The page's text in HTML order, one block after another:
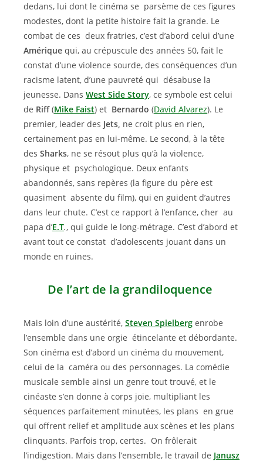
dedans, lui dont le cinéma se parsème de ces figures
modestes, dont la petite histoire fait la grande. Le
combat de ces deux fratries, c’est d’abord celui d’une
Amérique qui, au crépuscule des années 50, fait le
constat d’une violence sourde, des conséquences d’un
racisme latent, d’une pauvreté qui désabuse la
jeunesse. Dans West Side Story, ce symbole est celui
de Riff(Mike Faist) et Bernardo (David Alvarez). Le
premier, leader des Jets, ne croit plus en rien,
certainement pas en lui-même. Le second, à la tête
des Sharks, ne se résout plus qu’à la violence,
physique et psychologique. Deux enfants
abandonnés, sans repères (la figure du père est
quasiment absente du film), qui en guident d’autres
dans leur chute. C’est ce rapport à l’enfance, cher au
papa d’E.T., qui guide le long-métrage. C’est d’abord et
avant tout ce constat d’adolescents jouant dans un
monde en ruines.
De l’art de la grandiloquence
Mais loin d’une austérité, Steven Spielberg enrobe
l’ensemble dans une orgie étincelante et débordante.
Son cinéma est d’abord un cinéma du mouvement,
celui de la caméra ou des personnages. La comédie
musicale semble ainsi un genre tout trouvé, et le
cinéaste s’en donne à corps joie, multipliant les
séquences parfaitement minutées, les plans en grue
qui offrent relief et amplitude aux scènes et les plans
clinquants. Parfois trop, certes. On frôlerait
l’indigestion. Mais dans l’ensemble, le travail de Janusz